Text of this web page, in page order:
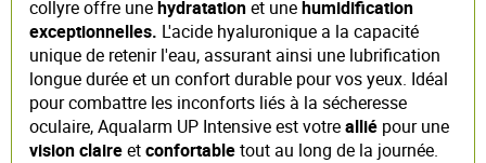
collyre offre unehydratationet unehumidification
exceptionnelles. L'acide hyaluronique a la capacité
unique de retenir l'eau, assurant ainsi une lubrification
longue durée et un confort durable pour vos yeux. Idéal
pour combattre les inconforts liés à la sécheresse
oculaire, Aqualarm UP Intensive est votreallié pour une
vision claireetconfortabletout au long de la journée.